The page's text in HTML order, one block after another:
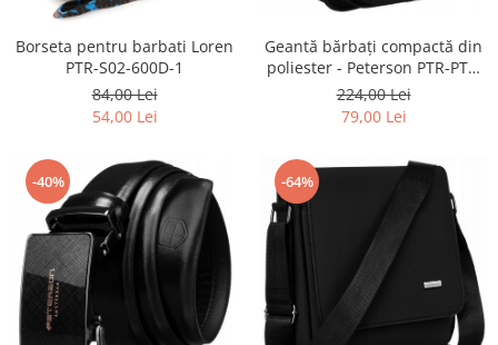
Borseta pentru barbati Loren
PTR-S02-600D-1
84,00 Lei
54,00 Lei
Geantă bărbați compactă din
poliester - Peterson PTR-PTN
6523-5758 BL
224,00 Lei
79,00 Lei
-40% -64%